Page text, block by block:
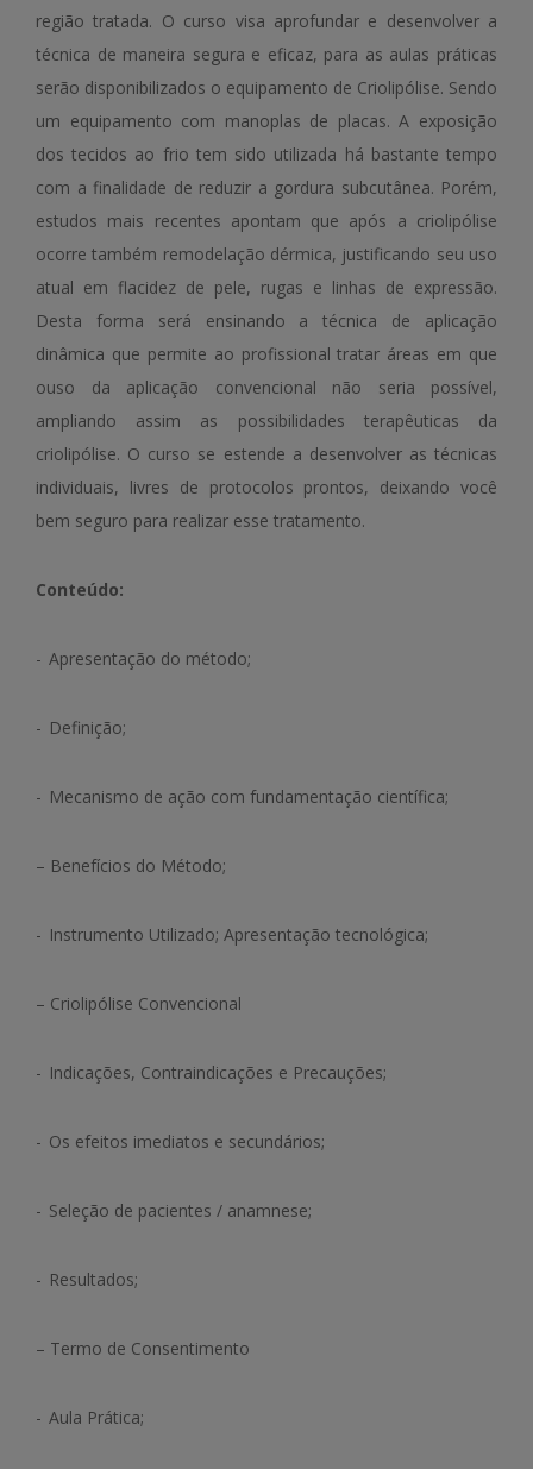
região tratada. O curso visa aprofundar e desenvolver a
técnica de maneira segura e eficaz, para as aulas práticas
serão disponibilizados o equipamento de Criolipólise. Sendo
um equipamento com manoplas de placas. A exposição
dos tecidos ao frio tem sido utilizada há bastante tempo
com a finalidade de reduzir a gordura subcutânea. Porém,
estudos mais recentes apontam que após a criolipólise
ocorre também remodelação dérmica, justificando seu uso
atual em flacidez de pele, rugas e linhas de expressão.
Desta forma será ensinando a técnica de aplicação
dinâmica que permite ao profissional tratar áreas em que
ouso da aplicação convencional não seria possível,
ampliando assim as possibilidades terapêuticas da
criolipólise. O curso se estende a desenvolver as técnicas
individuais, livres de protocolos prontos, deixando você
bem seguro para realizar esse tratamento.
Conteúdo:
- Apresentação do método;
- Definição;
- Mecanismo de ação com fundamentação científica;
– Benefícios do Método;
- Instrumento Utilizado; Apresentação tecnológica;
– Criolipólise Convencional
- Indicações, Contraindicações e Precauções;
- Os efeitos imediatos e secundários;
- Seleção de pacientes / anamnese;
- Resultados;
– Termo de Consentimento
- Aula Prática;